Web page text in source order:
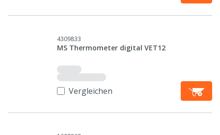
4309833
MS Thermometer digital VET12
Vergleichen